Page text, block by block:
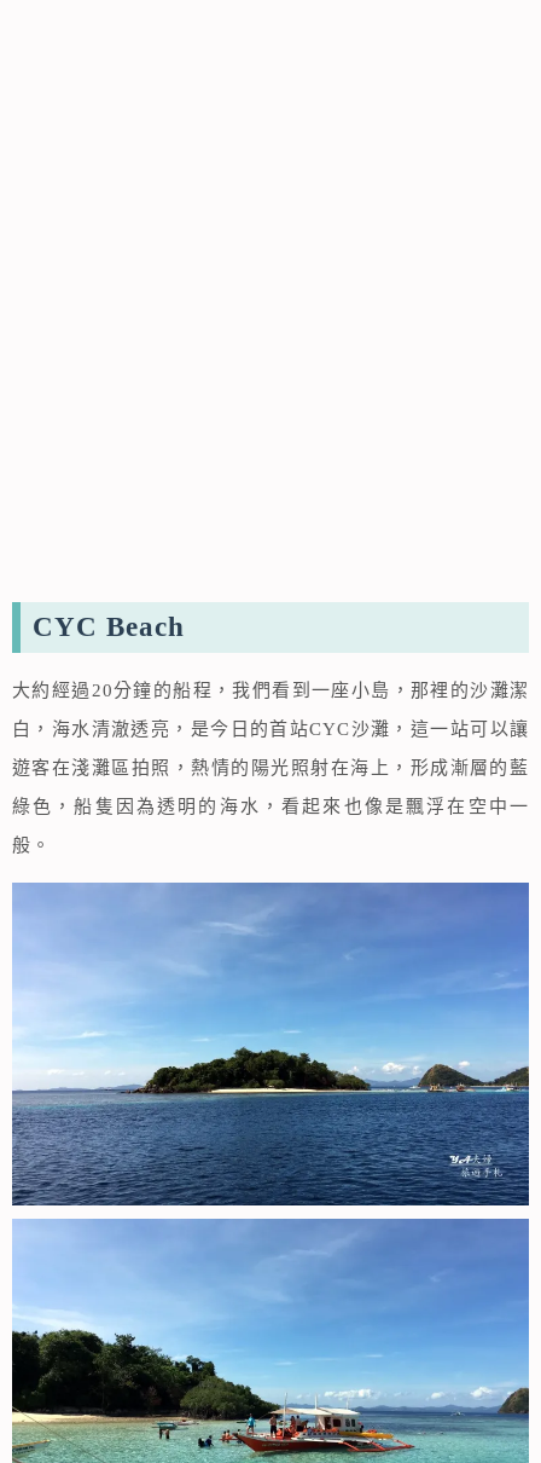
CYC Beach
大約經過20分鐘的船程，我們看到一座小島，那裡的沙灘潔
白，海水清澈透亮，是今日的首站CYC沙灘，這一站可以讓
遊客在淺灘區拍照，熱情的陽光照射在海上，形成漸層的藍
綠色，船隻因為透明的海水，看起來也像是飄浮在空中一
般。